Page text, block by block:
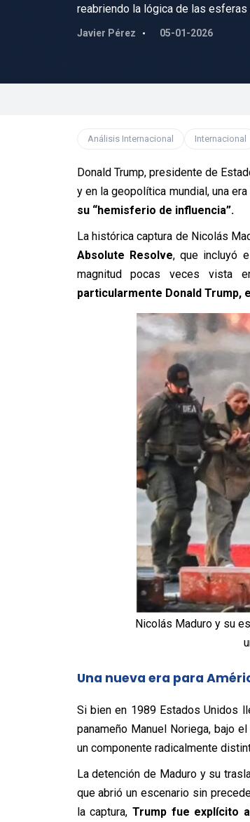
reabriendo la lógica de las esferas
Javier Pérez 05-01-2026
Análisis Internacional Internacional
Donald Trump, presidente de
y en la geopolítica mundial, una
su “hemisferio de influencia”.
La histórica captura de Nicolás
Absolute Resolve, que incluyó
magnitud pocas veces vista
particularmente Donald Trump,
Nicolás Maduro y su
Una nueva era para
Si bien en 1989 Estados Unidos
panameño Manuel Noriega, bajo
un componente radicalmente
La detención de Maduro y su
que abrió un escenario sin
la captura, Trump fue explícito